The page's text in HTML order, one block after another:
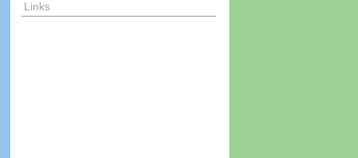
Links